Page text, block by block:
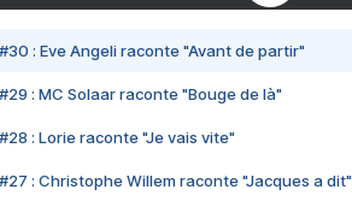
#30 : Eve Angeli raconte "Avant de partir"
#29 : MC Solaar raconte "Bouge de là"
#28 : Lorie raconte "Je vais vite"
#27 : Christophe Willem raconte "Jacques a dit"